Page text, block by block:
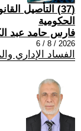
(37) التأصيل
الحكومية
فارس حامد عبد
2026 / 8 / 6
الفساد الإداري